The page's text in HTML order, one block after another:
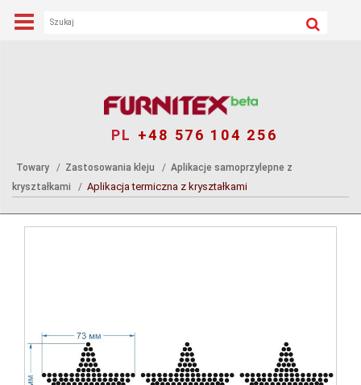
PL +48 576 104 256
Towary Zastosowania kleju
Aplikacje samoprzylepne z
kryształkami
Aplikacja termiczna z kryształkami